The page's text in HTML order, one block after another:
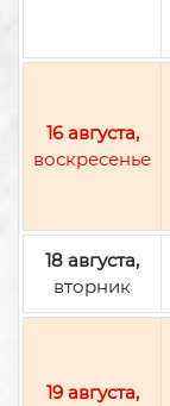
16 августа,
воскресенье
18 августа,
вторник
19 августа,